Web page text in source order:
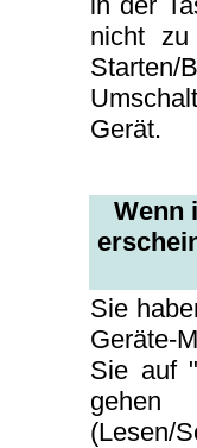
nicht
Starten/
Gerät.
Wenn
Sie
Geräte-
Sie auf
(Lesen/